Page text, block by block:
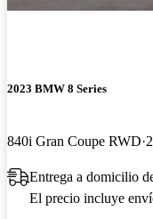
2023 BMW 8 Series
840i Gran Coupe RWD
Entrega a domicilio
El precio incluye